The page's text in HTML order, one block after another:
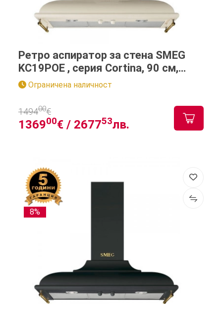
Ретро аспиратор за стенa SMEG
KC19POE , серия Cortina, 90 см,
крем с месинг
Ограничена наличност
136900€ / 267753лв.
149400€
8%